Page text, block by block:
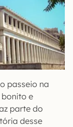
passeio na
e
parte do
desse